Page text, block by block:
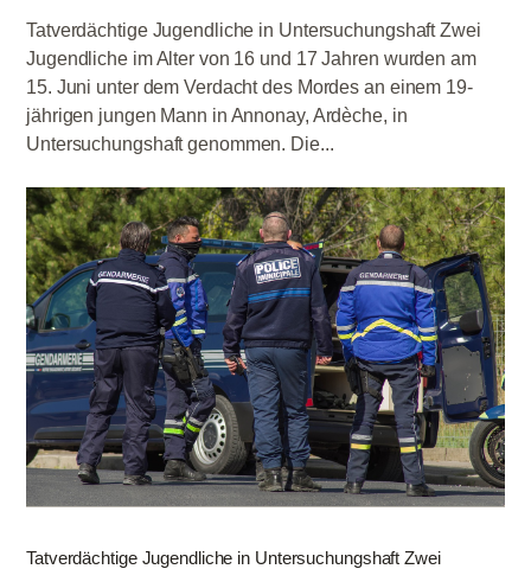
Tatverdächtige Jugendliche in Untersuchungshaft Zwei
Jugendliche im Alter von 16 und 17 Jahren wurden am
15. Juni unter dem Verdacht des Mordes an einem 19-
jährigen jungen Mann in Annonay, Ardèche, in
Untersuchungshaft genommen. Die...
Tatverdächtige Jugendliche in Untersuchungshaft Zwei